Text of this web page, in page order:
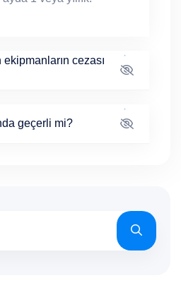
cezası
geçerli mi?